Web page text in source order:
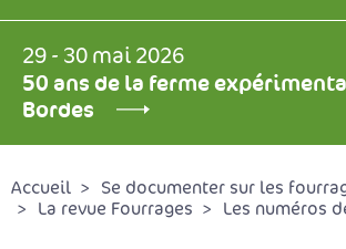
29 - 30 mai 2026
50 ans de la ferme
Bordes
Accueil
Se documenter sur les
La revue Fourrages
Les numéros